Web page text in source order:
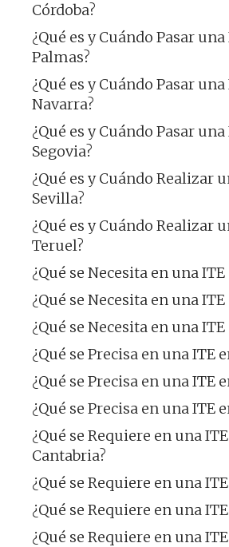
Córdoba?
¿Qué es y Cuándo Pasar
Palmas?
¿Qué es y Cuándo Pasar
Navarra?
¿Qué es y Cuándo Pasar
Segovia?
¿Qué es y Cuándo Realizar
Sevilla?
¿Qué es y Cuándo Realizar
Teruel?
¿Qué se Necesita en una ITE
¿Qué se Necesita en una
¿Qué se Necesita en una
¿Qué se Precisa en una ITE
¿Qué se Precisa en una ITE
¿Qué se Precisa en una ITE
¿Qué se Requiere en una
Cantabria?
¿Qué se Requiere en una
¿Qué se Requiere en una
¿Qué se Requiere en una